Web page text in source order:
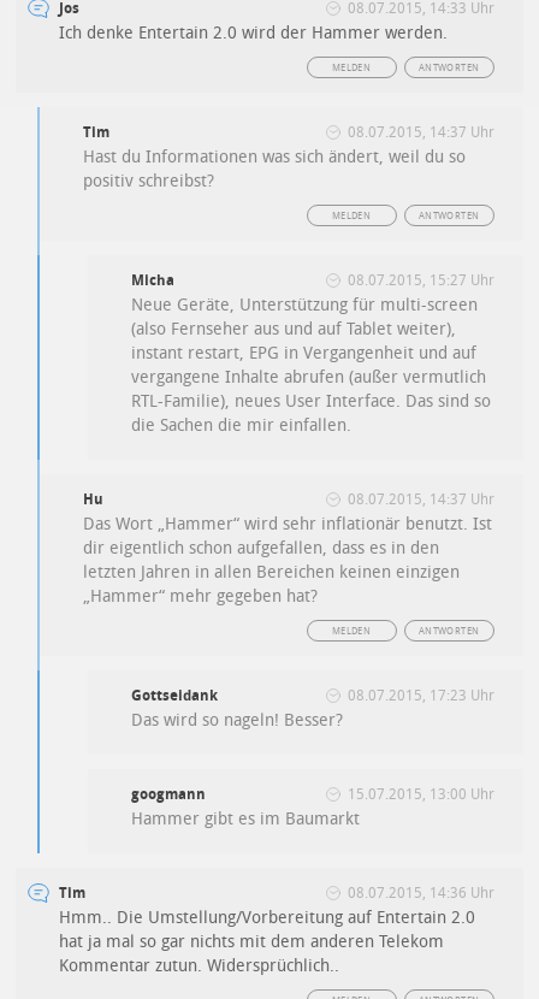
Jos 08.07.2015, 14:33 Uhr
Ich denke Entertain 2.0 wird der Hammer werden.
ANTWORTEN
MELDEN
Tim 08.07.2015, 14:37 Uhr
Hast du Informationen was sich ändert, weil du so
positiv schreibst?
ANTWORTEN
MELDEN
Micha 08.07.2015, 15:27 Uhr
Neue Geräte, Unterstützung für multi-screen
(also Fernseher aus und auf Tablet weiter),
instant restart, EPG in Vergangenheit und auf
vergangene Inhalte abrufen (außer vermutlich
RTL-Familie), neues User Interface. Das sind so
die Sachen die mir einfallen.
Hu 08.07.2015, 14:37 Uhr
Das Wort „Hammer“ wird sehr inflationär benutzt. Ist
dir eigentlich schon aufgefallen, dass es in den
letzten Jahren in allen Bereichen keinen einzigen
„Hammer“ mehr gegeben hat?
ANTWORTEN
MELDEN
Gottseidank 08.07.2015, 17:23 Uhr
Das wird so nageln! Besser?
googmann 15.07.2015, 13:00 Uhr
Hammer gibt es im Baumarkt
Tim 08.07.2015, 14:36 Uhr
Hmm.. Die Umstellung/Vorbereitung auf Entertain 2.0
hat ja mal so gar nichts mit dem anderen Telekom
Kommentar zutun. Widersprüchlich..